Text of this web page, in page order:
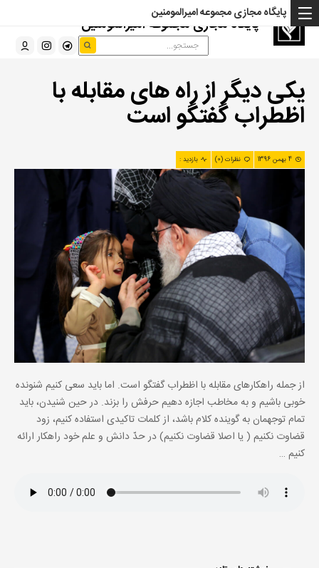
پایگاه مجازی مجموعه امیرالمومنین
پایگاه مجازی مجموعه امیرالمومنین
یکی دیگر از راه های مقابله با
اظطراب گفتگو است
4 بهمن 1396 نظرات (0) بازدید :
از جمله راهکارهای مقابله با اظطراب گفتگو است. اما باید سعی کنیم شنونده
خوبی باشیم و به مخاطب اجازه دهیم حرفش را بزند. در حین شنیدن، باید
تمام توجهمان به گوینده کلام باشد، از کلمات تاکیدی استفاده کنیم، زود
قضاوت نکنیم ( یا اصلا قضاوت نکنیم) در حدّ دانش و علم خود راهکار ارائه
کنیم …